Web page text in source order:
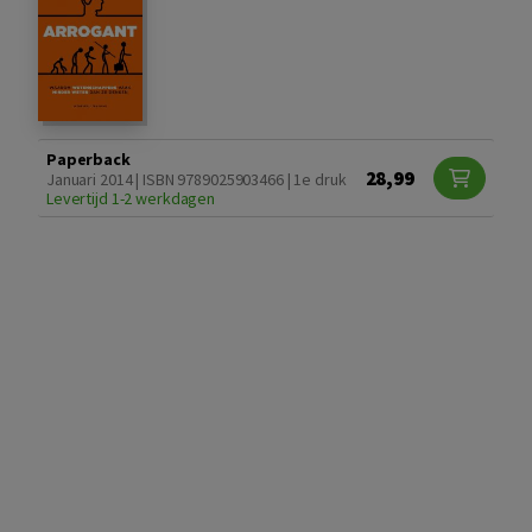
Paperback
Januari 2014 | ISBN 9789025903466 | 1e druk
Levertijd 1-2 werkdagen
28,99